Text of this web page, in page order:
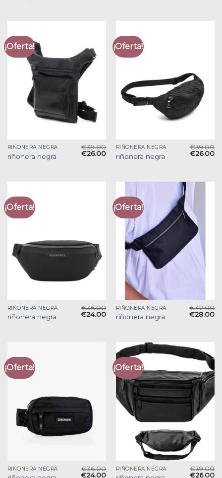
¡Oferta!
RIÑONERA NEGRA
riñonera negra
€39.00
€26.00
¡Oferta!
RIÑONERA NEGRA
riñonera negra
€39.00
€26.00
¡Oferta!
RIÑONERA NEGRA
riñonera negra
€36.00
€24.00
¡Oferta!
RIÑONERA NEGRA
riñonera negra
€42.00
€28.00
¡Oferta!
RIÑONERA NEGRA €36.00
€24.00
¡Oferta!
RIÑONERA NEGRA €39.00
€26.00